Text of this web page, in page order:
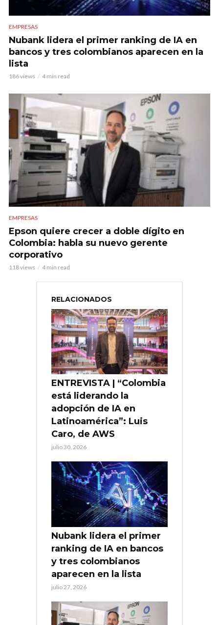
EMPRESAS
Nubank lidera el primer ranking de IA en
bancos y tres colombianos aparecen en la
lista
186 views 4 min read
EMPRESAS
Epson quiere crecer a doble dígito en
Colombia: habla su nuevo gerente
corporativo
118 views 4 min read
RELACIONADOS
ENTREVISTA | “Colombia
está liderando la
adopción de IA en
Latinoamérica”: Luis
Caro, de AWS
julio 30, 2026
Nubank lidera el primer
ranking de IA en bancos
y tres colombianos
aparecen en la lista
julio 27, 2026